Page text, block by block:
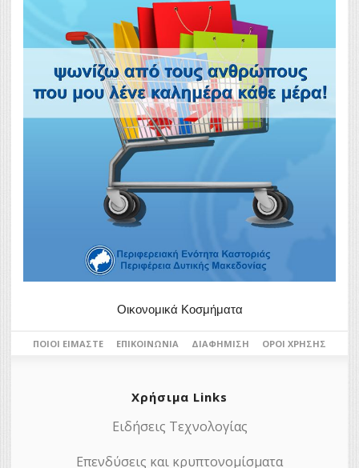
Οικονομικά Κοσμήματα
ΠΟΙΟΙ ΕΊΜΑΣΤΕ ΕΠΙΚΟΙΝΩΝΊΑ ΔΙΑΦΉΜΙΣΗ ΌΡΟΙ ΧΡΉΣΗΣ
Χρήσιμα Links
Ειδήσεις Τεχνολογίας
Επενδύσεις και κρυπτονομίσματα